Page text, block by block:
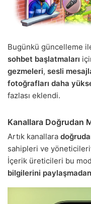
Bugünkü güncelleme
sohbet başlatmaları
gezmeleri, sesli
fotoğrafları daha
fazlası eklendi.
Kanallara Doğrudan
Artık kanallara
sahipleri ve
İçerik üreticileri bu
bilgilerini paylaşmadan